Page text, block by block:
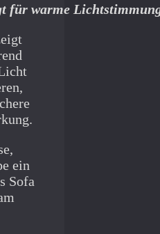
für warme
ein
Sofa